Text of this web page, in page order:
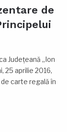
de
Județeană „Ion
25 aprilie 2016,
carte regală în